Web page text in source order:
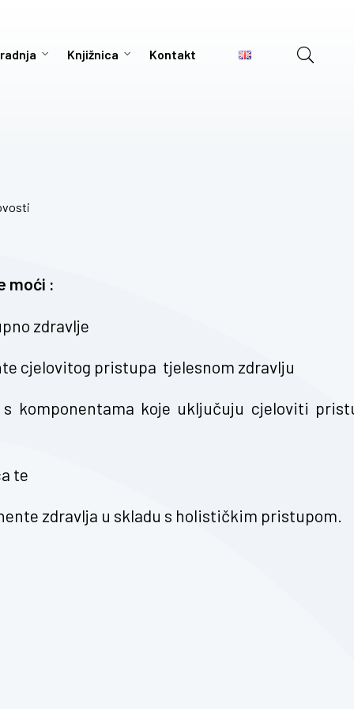
Knjižnica Kontakt
moći :
zdravlje
cjelovitog pristupa tjelesnom zdravlju
komponentama koje uključuju cjeloviti
te
zdravlja u skladu s holističkim pristupom.